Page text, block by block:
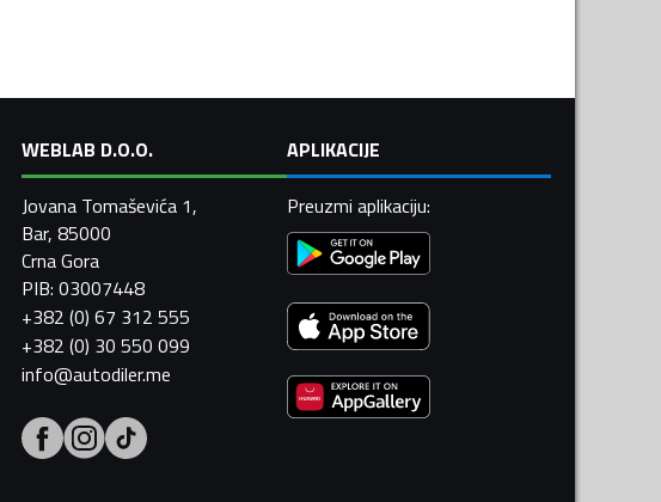
WEBLAB D.O.O.
Jovana Tomaševića 1,
Bar, 85000
Crna Gora
PIB: 03007448
+382 (0) 67 312 555
+382 (0) 30 550 099
info@autodiler.me
APLIKACIJE
Preuzmi aplikaciju: